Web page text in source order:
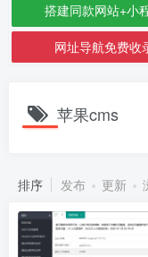
搭建同款网站+小
网址导航免费收
苹果cms
排序 发布 更新